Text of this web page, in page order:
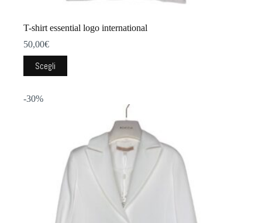
T-shirt essential logo international
50,00€
Scegli
prodotto
varianti.
-30%